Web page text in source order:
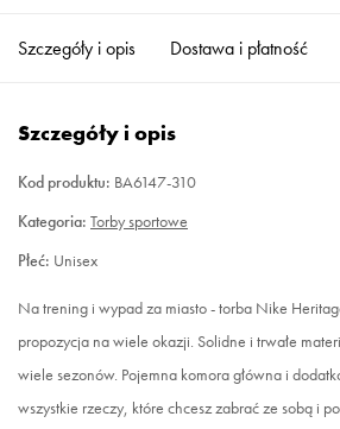
Szczegóły i opis Dostawa i płatność
Szczegóły i opis
Kod produktu: BA6147-310
Kategoria: Torby sportowe
Płeć: Unisex
Na trening i wypad za miasto - torba Nike
propozycja na wiele okazji. Solidne i trwałe
wiele sezonów. Pojemna komora główna i
wszystkie rzeczy, które chcesz zabrać ze sobą i